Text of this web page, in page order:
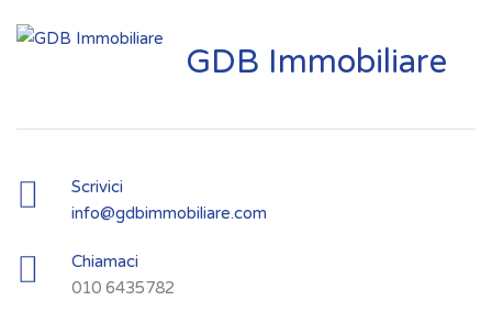
GDB Immobiliare
Scrivici
info@gdbimmobiliare.com
Chiamaci
010 6435782